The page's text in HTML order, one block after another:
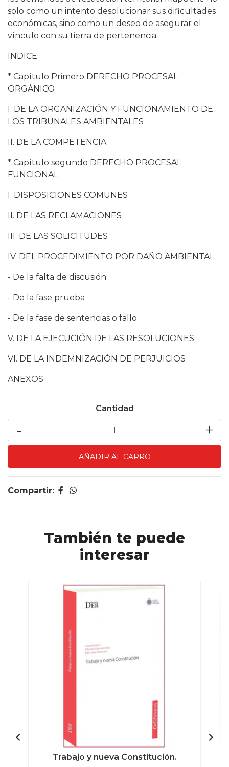
solo como un intento desolucionar sus dificultades
económicas, sino como un deseo de asegurar el
vínculo con su tierra de pertenencia.
INDICE
* Capítulo Primero DERECHO PROCESAL
ORGÁNICO
I. DE LA ORGANIZACIÓN Y FUNCIONAMIENTO DE
LOS TRIBUNALES AMBIENTALES
II. DE LA COMPETENCIA
* Capítulo segundo DERECHO PROCESAL
FUNCIONAL
I. DISPOSICIONES COMUNES
II. DE LAS RECLAMACIONES
III. DE LAS SOLICITUDES
IV. DEL PROCEDIMIENTO POR DAÑO AMBIENTAL
- De la falta de discusión
- De la fase prueba
- De la fase de sentencias o fallo
V. DE LA EJECUCIÓN DE LAS RESOLUCIONES
VI. DE LA INDEMNIZACIÓN DE PERJUICIOS
ANEXOS
Cantidad
+
-
Compartir:
También te puede
interesar
Trabajo y nueva Constitución.